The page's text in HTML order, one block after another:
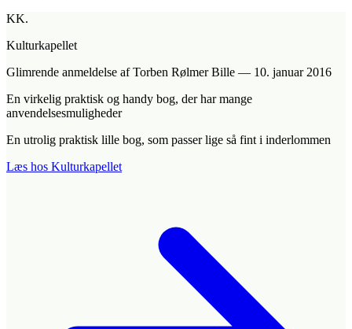
KK.
Kulturkapellet
Glimrende anmeldelse af Torben Rølmer Bille — 10. januar 2016
En virkelig praktisk og handy bog, der har mange
anvendelsesmuligheder
En utrolig praktisk lille bog, som passer lige så fint i inderlommen
Læs hos Kulturkapellet